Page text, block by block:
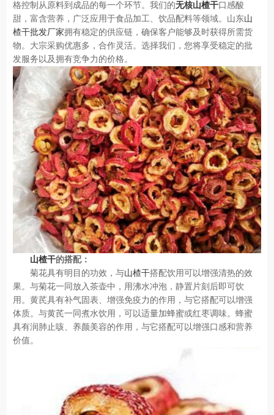
格控制从原料到成品的每一个环节。我们的无核山楂干口感酸
甜，富含营养，广泛应用于食品加工、饮品配料等领域。山东山
楂干批发厂家拥有稳定的供应链，确保客户能够及时获得所需货
物。大宗采购优惠多，合作灵活。选择我们，您将享受稳定的批
发服务以及拥有竞争力的价格。
山楂干的搭配：
菊花具有明目的功效，与山楂干搭配饮用可以增强清热的效
果。与菊花一同放入茶壶中，用沸水冲泡，静置片刻后即可饮
用。黄芪具有补气固表、增强免疫力的作用，与它搭配可以增强
体质。与黄芪一同煮水饮用，可以适量加蜂蜜或红枣调味。蜂蜜
具有润肺止咳、养颜美容的作用，与它搭配可以增强口感和营养
价值。